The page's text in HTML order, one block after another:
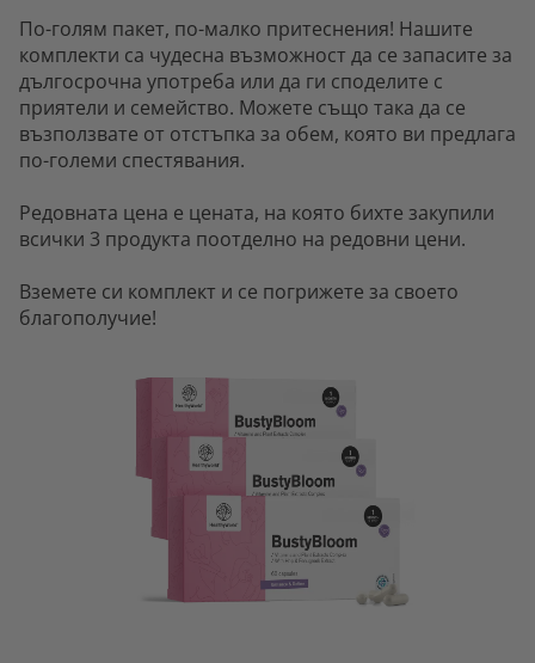
По-голям пакет, по-малко притеснения! Нашите
комплекти са чудесна възможност да се запасите за
дългосрочна употреба или да ги споделите с
приятели и семейство. Можете също така да се
възползвате от отстъпка за обем, която ви предлага
по-големи спестявания.
Редовната цена е цената, на която бихте закупили
всички 3 продукта поотделно на редовни цени.
Вземете си комплект и се погрижете за своето
благополучие!